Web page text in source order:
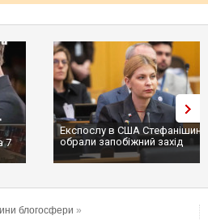
Експослу в США Стефанішиній
обрали запобіжний захід
блогосфери »